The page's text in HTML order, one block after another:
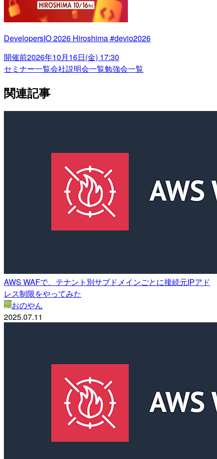
DevelopersIO 2026 Hiroshima #devio2026
開催前2026年10月16日(金) 17:30
セミナー一覧会社説明会一覧勉強会一覧
関連記事
AWS WAFで、テナント別サブドメインごとに接続元IPアド
レス制限をやってみた
おのやん
2025.07.11